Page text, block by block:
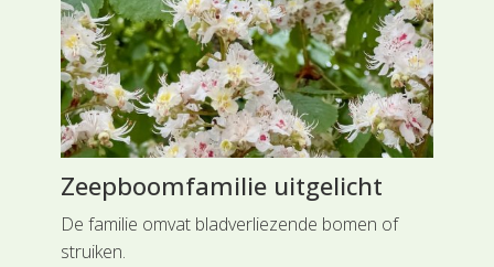
Zeepboomfamilie uitgelicht
De familie omvat bladverliezende bomen of
struiken.